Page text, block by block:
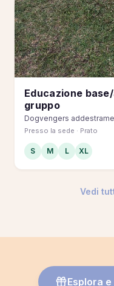
Educazione
gruppo
Dogvengers
Presso la sede · Prato
S M L XL
Vedi
Esplora